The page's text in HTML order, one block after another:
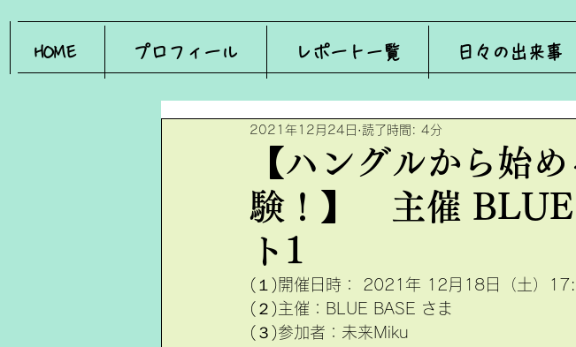
HOME プロフィール レポート一覧 日々の出来事
【ハングルから始
験！】 主催 BLUE
ト1
2021年12月24日 読了時間: 4分
(１)開催日時： 2021年 12月18日（土）
(２)主催：BLUE BASE さま
(３)参加者：未来Miku